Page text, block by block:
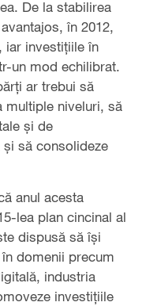
De la stabilirea
în 2012,
iar investițiile în
un mod echilibrat.
ar trebui să
multiple niveluri, să
și de
să consolideze
anul acesta
lea plan cincinal al
dispusă să își
domenii precum
industria
investițiile